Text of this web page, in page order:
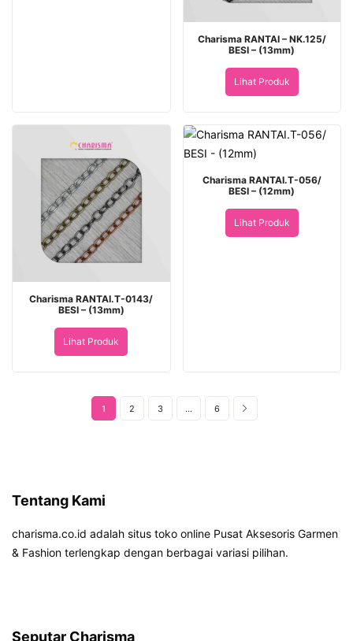
Charisma RANTAI – NK.125/
BESI – (13mm)
Lihat Produk
Charisma RANTAI.T-0143/
BESI – (13mm)
Lihat Produk
Charisma RANTAI.T-056/
BESI – (12mm)
Lihat Produk
1 2 3 … 6
Tentang Kami
charisma.co.id adalah situs toko online Pusat Aksesoris Garmen
& Fashion terlengkap dengan berbagai variasi pilihan.
Seputar Charisma